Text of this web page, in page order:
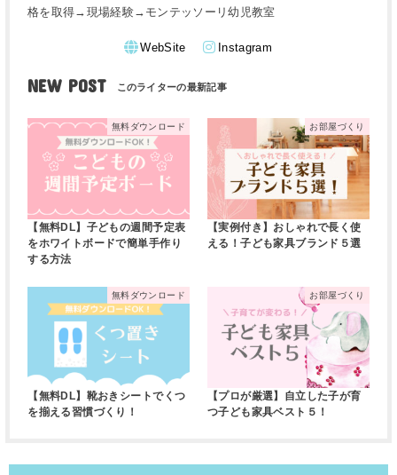
格を取得→現場経験→モンテッソーリ幼児教室
WebSite Instagram
NEW POST
無料ダウンロード
【無料DL】子どもの週間予定表
をホワイトボードで簡単手作り
する方法
お部屋づくり
【実例付き】おしゃれで長く使
える！子ども家具ブランド５選
無料ダウンロード
【無料DL】靴おきシートでくつ
を揃える習慣づくり！
お部屋づくり
【プロが厳選】自立した子が育
つ子ども家具ベスト５！